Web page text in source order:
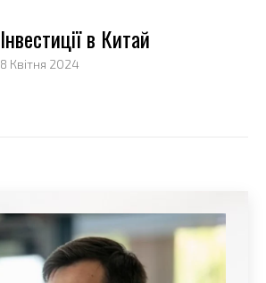
Інвестиції в Китай
8 Квітня 2024